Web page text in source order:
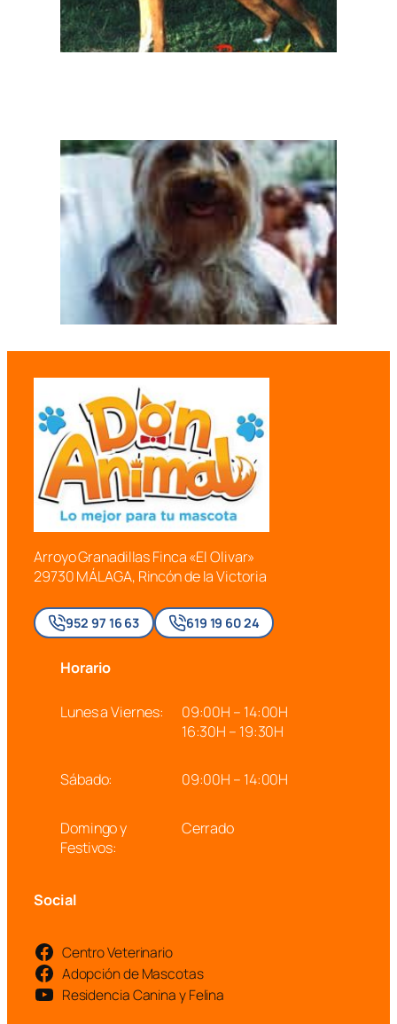
Arroyo Granadillas Finca «El Olivar»
29730 MÁLAGA, Rincón de la Victoria
952 97 16 63 619 19 60 24
Horario
Lunes a Viernes:
09:00H – 14:00H
16:30H – 19:30H
Sábado: 09:00H – 14:00H
Domingo y
Festivos:
Cerrado
Social
Centro Veterinario
Adopción de Mascotas
Residencia Canina y Felina